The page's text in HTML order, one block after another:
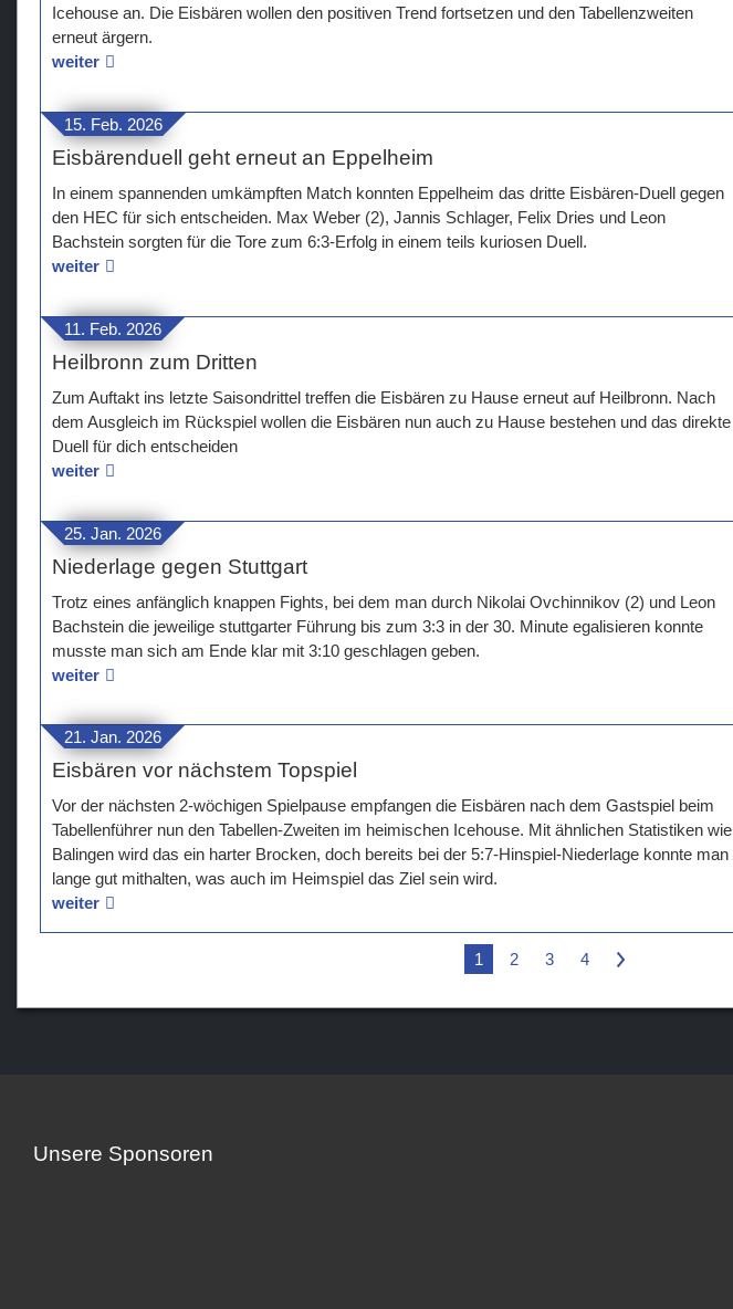
Icehouse an. Die Eisbären wollen den positiven Trend fortsetzen und den Tabellenzweiten
erneut ärgern.
weiter
15. Feb. 2026
Eisbärenduell geht erneut an Eppelheim
In einem spannenden umkämpften Match konnten Eppelheim das dritte Eisbären-Duell gegen
den HEC für sich entscheiden. Max Weber (2), Jannis Schlager, Felix Dries und Leon
Bachstein sorgten für die Tore zum 6:3-Erfolg in einem teils kuriosen Duell.
weiter
11. Feb. 2026
Heilbronn zum Dritten
Zum Auftakt ins letzte Saisondrittel treffen die Eisbären zu Hause erneut auf Heilbronn. Nach
dem Ausgleich im Rückspiel wollen die Eisbären nun auch zu Hause bestehen und das direkte
Duell für dich entscheiden
weiter
25. Jan. 2026
Niederlage gegen Stuttgart
Trotz eines anfänglich knappen Fights, bei dem man durch Nikolai Ovchinnikov (2) und Leon
Bachstein die jeweilige stuttgarter Führung bis zum 3:3 in der 30. Minute egalisieren konnte
musste man sich am Ende klar mit 3:10 geschlagen geben.
weiter
21. Jan. 2026
Eisbären vor nächstem Topspiel
Vor der nächsten 2-wöchigen Spielpause empfangen die Eisbären nach dem Gastspiel beim
Tabellenführer nun den Tabellen-Zweiten im heimischen Icehouse. Mit ähnlichen Statistiken wie
Balingen wird das ein harter Brocken, doch bereits bei der 5:7-Hinspiel-Niederlage konnte man
lange gut mithalten, was auch im Heimspiel das Ziel sein wird.
weiter
1 2 3 4 >
Unsere Sponsoren